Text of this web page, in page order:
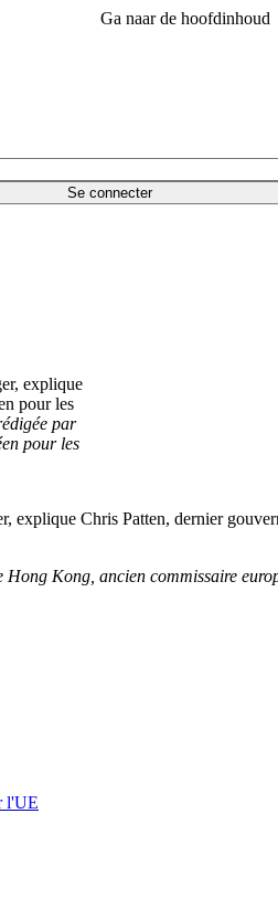
Ga naar de hoofdinhoud
Se connecter
explique
pour les
par
pour les
explique Chris Patten, dernier
Kong, ancien commissaire
l'UE